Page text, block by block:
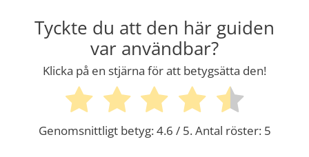
Tyckte du att den här guiden
var användbar?
Klicka på en stjärna för att betygsätta den!
Genomsnittligt betyg:4.6 / 5. Antal röster: 5